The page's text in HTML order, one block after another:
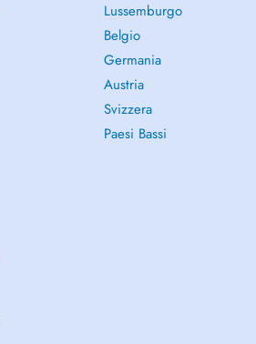
Lussemburgo
Belgio
Germania
Austria
Svizzera
Paesi Bassi